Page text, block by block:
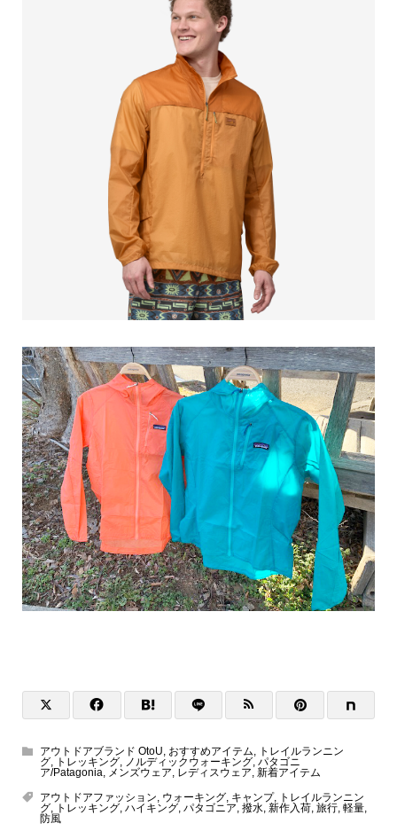
アウトドアブランド OtoU, おすすめアイテム, トレイルランニン
グ, トレッキング, ノルディックウォーキング, パタゴニ
ア/Patagonia, メンズウェア, レディスウェア, 新着アイテム
アウトドアファッション, ウォーキング, キャンプ, トレイルランニン
グ, トレッキング, ハイキング, パタゴニア, 撥水, 新作入荷, 旅行, 軽量,
防風